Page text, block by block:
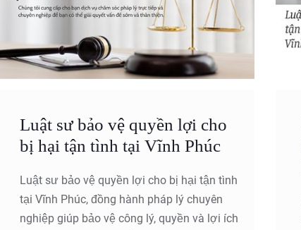
Luật sư bảo vệ quyền lợi cho
bị hại tận tình tại Vĩnh Phúc
Luật sư bảo vệ quyền lợi cho bị hại tận tình
tại Vĩnh Phúc, đồng hành pháp lý chuyên
nghiệp giúp bảo vệ công lý, quyền và lợi ích